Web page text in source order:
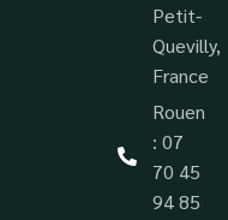
Petit-
Quevilly,
France
Rouen
: 07
70 45
94 85